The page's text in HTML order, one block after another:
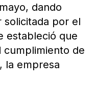
dando
solicitada por el
estableció que
cumplimiento de
la empresa